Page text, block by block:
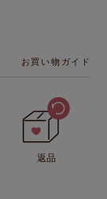
お買い物ガイド
返品